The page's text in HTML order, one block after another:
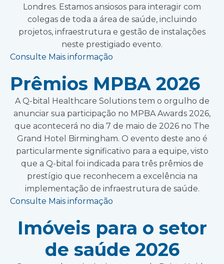
Londres. Estamos ansiosos para interagir com
colegas de toda a área de saúde, incluindo
projetos, infraestrutura e gestão de instalações
neste prestigiado evento.
Consulte Mais informação
Prêmios MPBA 2026
A Q-bital Healthcare Solutions tem o orgulho de
anunciar sua participação no MPBA Awards 2026,
que acontecerá no dia 7 de maio de 2026 no The
Grand Hotel Birmingham. O evento deste ano é
particularmente significativo para a equipe, visto
que a Q-bital foi indicada para três prêmios de
prestígio que reconhecem a excelência na
implementação de infraestrutura de saúde.
Consulte Mais informação
Imóveis para o setor
de saúde 2026